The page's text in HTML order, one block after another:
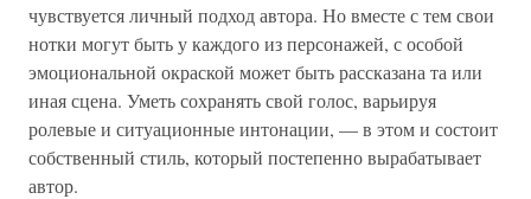
чувствуется личный подход автора. Но вместе с тем свои
нотки могут быть у каждого из персонажей, с особой
эмоциональной окраской может быть рассказана та или
иная сцена. Уметь сохранять свой голос, варьируя
ролевые и ситуационные интонации, — в этом и состоит
собственный стиль, который постепенно вырабатывает
автор.